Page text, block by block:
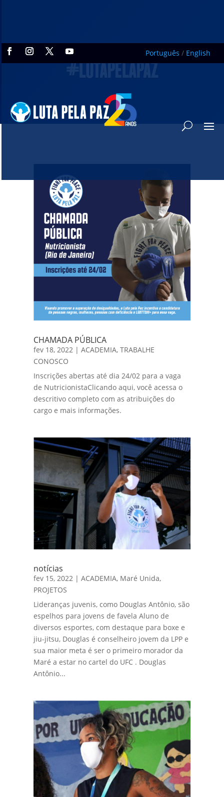
Português / English
CHAMADA PÚBLICA
fev 18, 2022 |ACADEMIA,TRABALHE
CONOSCO
Inscrições abertas até dia 24/02 para a vaga
de NutricionistaClicando aqui, você acessa o
descritivo completo com as atribuições do
cargo e mais informações.
notícias
fev 15, 2022 |ACADEMIA, Maré Unida,
PROJETOS
Lideranças juvenis, como Douglas Antônio, são
espelhos para jovens de favela Aluno de
diversos esportes, com destaque para boxe e
jiu-jitsu, Douglas é conselheiro jovem da LPP e
sua maior meta é ser o primeiro morador da
Maré a estar no cartel do UFC . Douglas
Antônio...